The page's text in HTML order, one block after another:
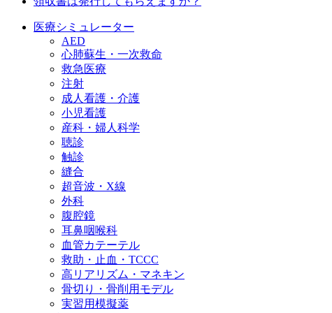
医療シミュレーター
AED
心肺蘇生・一次救命
救急医療
注射
成人看護・介護
小児看護
産科・婦人科学
聴診
触診
縫合
超音波・X線
外科
腹腔鏡
耳鼻咽喉科
血管カテーテル
救助・止血・TCCC
高リアリズム・マネキン
骨切り・骨削用モデル
実習用模擬薬